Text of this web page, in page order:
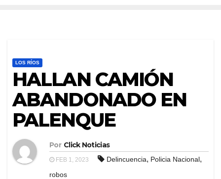
LOS RÍOS
HALLAN CAMIÓN
ABANDONADO EN
PALENQUE
Por Click Noticias
FEB 1, 2023 Delincuencia, Policia Nacional,
robos